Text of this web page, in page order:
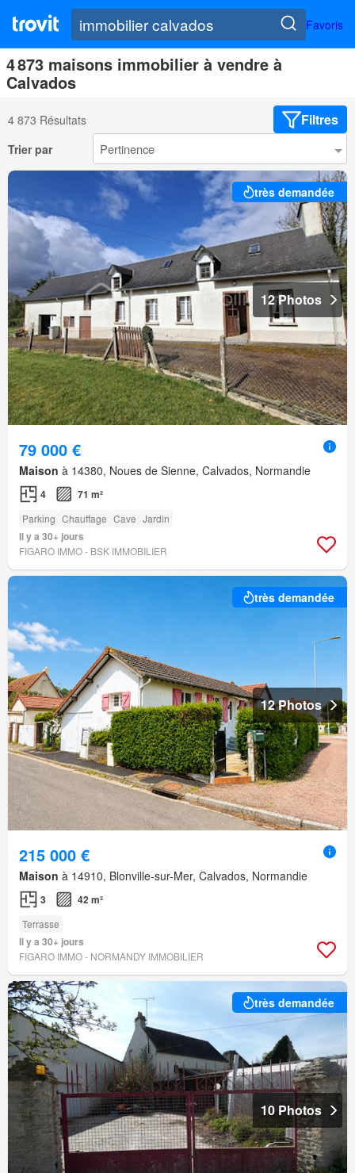
Favoris
4 873 maisons immobilier à vendre à
Calvados
4 873 Résultats Filtres
Trier par
très demandée
12 Photos
79 000 €
Maison à 14380, Noues de Sienne, Calvados, Normandie
4 71 m²
Parking Chauffage Cave Jardin
Il y a 30+ jours
FIGARO IMMO - BSK IMMOBILIER
très demandée
12 Photos
215 000 €
Maison à 14910, Blonville-sur-Mer, Calvados, Normandie
3 42 m²
Terrasse
Il y a 30+ jours
FIGARO IMMO - NORMANDY IMMOBILIER
très demandée
10 Photos